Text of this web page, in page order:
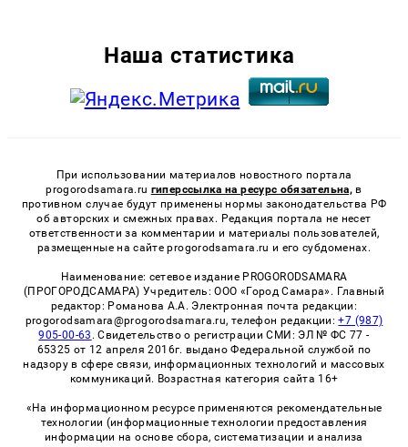
Наша статистика
При использовании материалов новостного портала
progorodsamara.ru гиперссылка на ресурс обязательна, в
противном случае будут применены нормы законодательства РФ
об авторских и смежных правах. Редакция портала не несет
ответственности за комментарии и материалы пользователей,
размещенные на сайте progorodsamara.ru и его субдоменах.
Наименование: сетевое издание PROGORODSAMARA
(ПРОГОРОДСАМАРА) Учредитель: ООО «Город Самара». Главный
редактор: Романова А.А. Электронная почта редакции:
progorodsamara@progorodsamara.ru, телефон редакции:+7 (987)
905-00-63 . Свидетельство о регистрации СМИ: ЭЛ № ФС 77 -
65325 от 12 апреля 2016г. выдано Федеральной службой по
надзору в сфере связи, информационных технологий и массовых
коммуникаций. Возрастная категория сайта 16+
«На информационном ресурсе применяются рекомендательные
технологии (информационные технологии предоставления
информации на основе сбора, систематизации и анализа